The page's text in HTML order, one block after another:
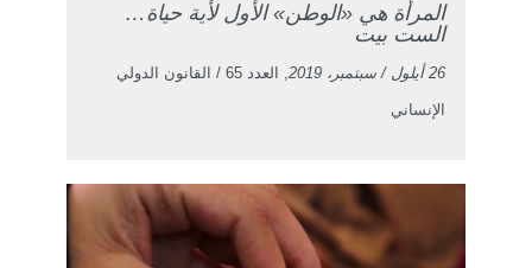
المرأة هي «الوطن» الأول لأية حياة…
الست بيت
26 أيلول / سبتمبر، 2019 , العدد 65 / القانون الدولي
الإنساني